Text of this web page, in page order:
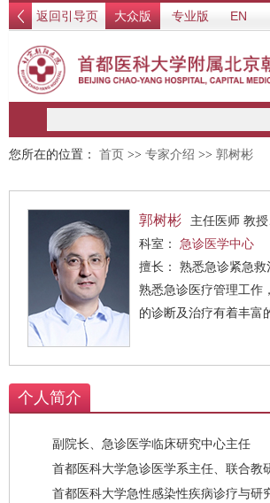
返回引导页 大众版 专业版 EN
您所在的位置： 首页 >> 专家介绍 >> 郭树彬
郭树彬
主任医师 教
科室： 急诊医学中心
擅长： 熟悉急诊紧急救治的程序和技术。
熟悉急诊医疗管理工作
的诊断及治疗有着丰富
个人简介
副院长、急诊医学临床研究中心主任
首都医科大学急诊医学系主任、联合教
首都医科大学急性感染性疾病诊疗与研